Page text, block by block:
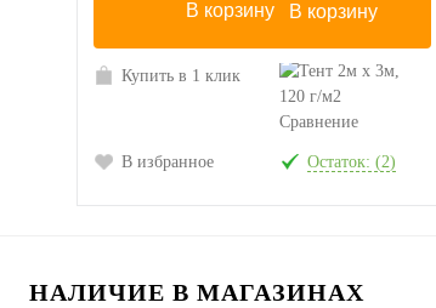
В корзину
Купить в 1 клик
Сравнение
В избранное Остаток: (2)
НАЛИЧИЕ В МАГАЗИНАХ